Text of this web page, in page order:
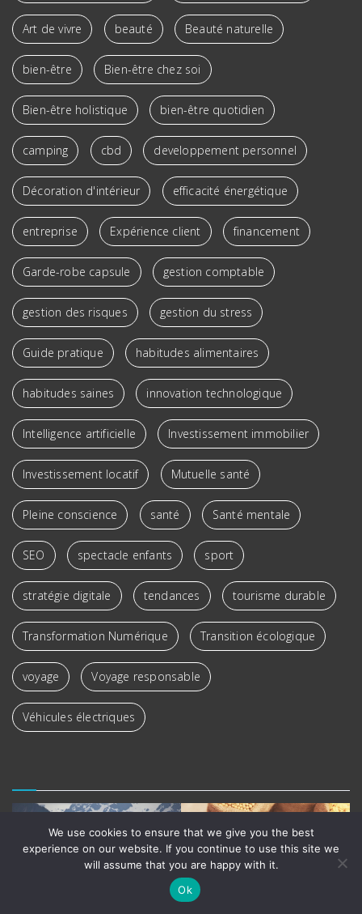
Art de vivre beauté Beauté naturelle
bien-être Bien-être chez soi
Bien-être holistique bien-être quotidien
camping cbd developpement personnel
Décoration d'intérieur efficacité énergétique
entreprise Expérience client financement
Garde-robe capsule gestion comptable
gestion des risques gestion du stress
Guide pratique habitudes alimentaires
habitudes saines innovation technologique
Intelligence artificielle Investissement immobilier
Investissement locatif Mutuelle santé
Pleine conscience santé Santé mentale
SEO spectacle enfants sport
stratégie digitale tendances tourisme durable
Transformation Numérique Transition écologique
voyage Voyage responsable
Véhicules électriques
We use cookies to ensure that we give you the best
experience on our website. If you continue to use this site we
will assume that you are happy with it.
Ok